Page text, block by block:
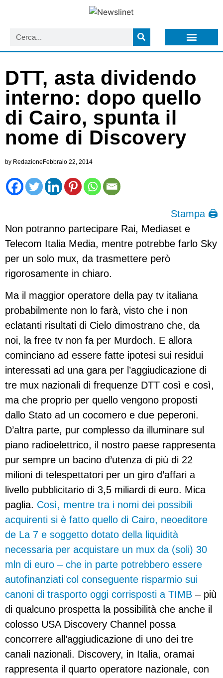
DTT, asta dividendo
interno: dopo quello
di Cairo, spunta il
nome di Discovery
by RedazioneFebbraio 22, 2014
Stampa 🖨
Non potranno partecipare Rai, Mediaset e
Telecom Italia Media, mentre potrebbe farlo Sky
per un solo mux, da trasmettere però
rigorosamente in chiaro.
Ma il maggior operatore della pay tv italiana
probabilmente non lo farà, visto che i non
eclatanti risultati di Cielo dimostrano che, da
noi, la free tv non fa per Murdoch. E allora
cominciano ad essere fatte ipotesi sui residui
interessati ad una gara per l’aggiudicazione di
tre mux nazionali di frequenze DTT così e così,
ma che proprio per quello vengono proposti
dallo Stato ad un cocomero e due peperoni.
D’altra parte, pur complesso da illuminare sul
piano radioelettrico, il nostro paese rappresenta
pur sempre un bacino d’utenza di più di 22
milioni di telespettatori per un giro d’affari a
livello pubblicitario di 3,5 miliardi di euro. Mica
paglia. Così, mentre tra i nomi dei possibili
acquirenti si è fatto quello di Cairo, neoeditore
de La 7 e soggetto dotato della liquidità
necessaria per acquistare un mux da (soli) 30
mln di euro – che in parte potrebbero essere
autofinanziati col conseguente risparmio sui
canoni di trasporto oggi corrisposti a TIMB – più
di qualcuno prospetta la possibilità che anche il
colosso USA Discovery Channel possa
concorrere all’aggiudicazione di uno dei tre
canali nazionali. Discovery, in Italia, oramai
rappresenta il quarto operatore nazionale, con